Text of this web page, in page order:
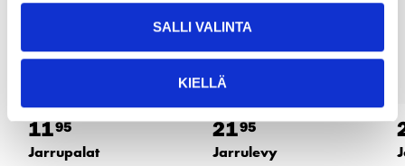
SALLI VALINTA
KIELLÄ
1195
Jarrupalat
2195
Jarrulevy